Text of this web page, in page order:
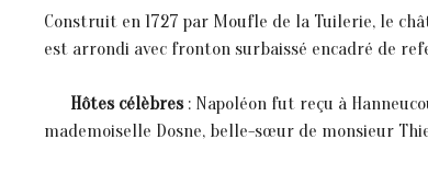
Construit en 1727 par Moufle de la Tuilerie, le
est arrondi avec fronton surbaissé encadré de
Hôtes célèbres: Napoléon fut reçu à
mademoiselle Dosne, belle-sœur de monsieur